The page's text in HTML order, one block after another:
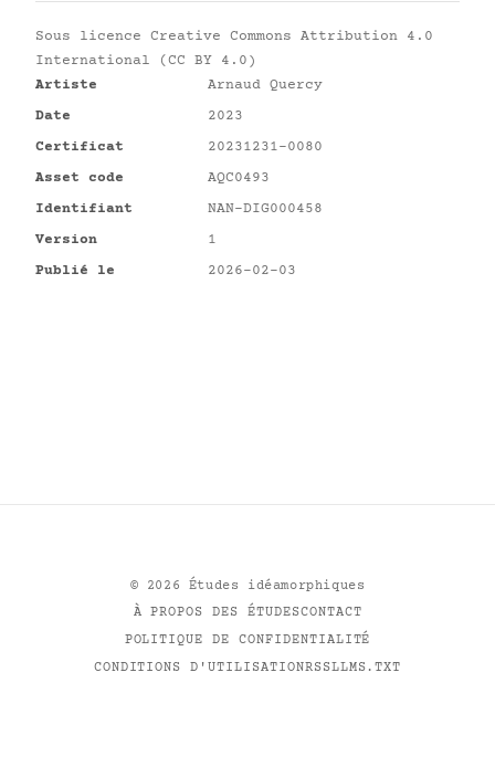
Sous licence Creative Commons Attribution 4.0
International (CC BY 4.0)
Artiste
Arnaud Quercy
Date
2023
Certificat
20231231-0080
Asset code
AQC0493
Identifiant
NAN-DIG000458
Version
1
Publié le
2026-02-03
© 2026 Études idéamorphiques
À PROPOS DES ÉTUDESCONTACT
POLITIQUE DE CONFIDENTIALITÉ
CONDITIONS D'UTILISATIONRSSLLMS.TXT